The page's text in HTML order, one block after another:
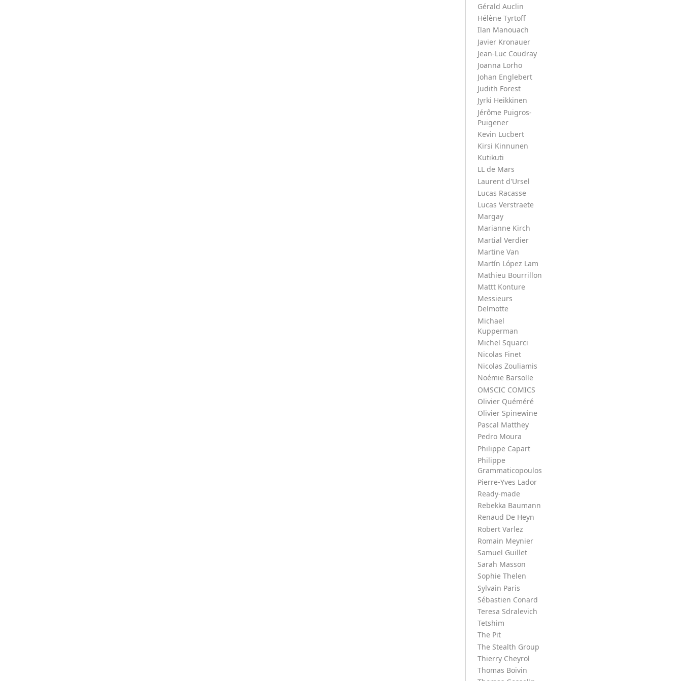
Gérald Auclin
Hélène Tyrtoff
Ilan Manouach
Javier Kronauer
Jean-Luc Coudray
Joanna Lorho
Johan Englebert
Judith Forest
Jyrki Heikkinen
Jérôme Puigros-
Puigener
Kevin Lucbert
Kirsi Kinnunen
Kutikuti
LL de Mars
Laurent d'Ursel
Lucas Racasse
Lucas Verstraete
Margay
Marianne Kirch
Martial Verdier
Martine Van
Martín López Lam
Mathieu Bourrillon
Mattt Konture
Messieurs
Delmotte
Michael
Kupperman
Michel Squarci
Nicolas Finet
Nicolas Zouliamis
Noémie Barsolle
OMSCIC COMICS
Olivier Quéméré
Olivier Spinewine
Pascal Matthey
Pedro Moura
Philippe Capart
Philippe
Grammaticopoulos
Pierre-Yves Lador
Ready-made
Rebekka Baumann
Renaud De Heyn
Robert Varlez
Romain Meynier
Samuel Guillet
Sarah Masson
Sophie Thelen
Sylvain Paris
Sébastien Conard
Teresa Sdralevich
Tetshim
The Pit
The Stealth Group
Thierry Cheyrol
Thomas Boivin